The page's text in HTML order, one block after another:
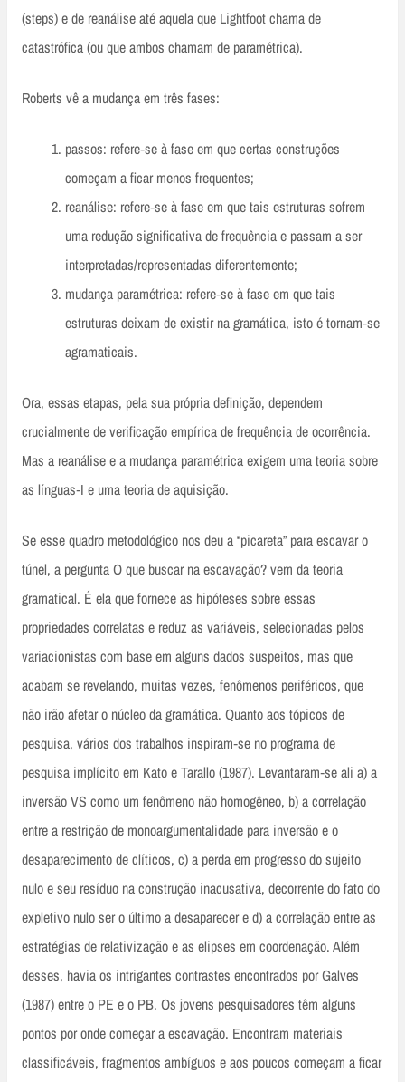
(steps) e de reanálise até aquela que Lightfoot chama de
catastrófica (ou que ambos chamam de paramétrica).
Roberts vê a mudança em três fases:
passos: refere‑se à fase em que certas construções
começam a ficar menos frequentes;
reanálise: refere‑se à fase em que tais estruturas sofrem
uma redução significativa de frequência e passam a ser
interpretadas/representadas diferentemente;
mudança paramétrica: refere‑se à fase em que tais
estruturas deixam de existir na gramática, isto é tornam‑se
agramaticais.
Ora, essas etapas, pela sua própria definição, dependem
crucialmente de verificação empírica de frequência de ocorrência.
Mas a reanálise e a mudança paramétrica exigem uma teoria sobre
as línguas‑I e uma teoria de aquisição.
Se esse quadro metodológico nos deu a “picareta” para escavar o
túnel, a pergunta O que buscar na escavação? vem da teoria
gramatical. É ela que fornece as hipóteses sobre essas
propriedades correlatas e reduz as variáveis, selecionadas pelos
variacionistas com base em alguns dados suspeitos, mas que
acabam se revelando, muitas vezes, fenômenos periféricos, que
não irão afetar o núcleo da gramática. Quanto aos tópicos de
pesquisa, vários dos trabalhos inspiram‑se no programa de
pesquisa implícito em Kato e Tarallo (1987). Levantaram‑se ali a) a
inversão VS como um fenômeno não homogêneo, b) a correlação
entre a restrição de monoargumentalidade para inversão e o
desaparecimento de clíticos, c) a perda em progresso do sujeito
nulo e seu resíduo na construção inacusativa, decorrente do fato do
expletivo nulo ser o último a desaparecer e d) a correlação entre as
estratégias de relativização e as elipses em coordenação. Além
desses, havia os intrigantes contrastes encontrados por Galves
(1987) entre o PE e o PB. Os jovens pesquisadores têm alguns
pontos por onde começar a escavação. Encontram materiais
classificáveis, fragmentos ambíguos e aos poucos começam a ficar